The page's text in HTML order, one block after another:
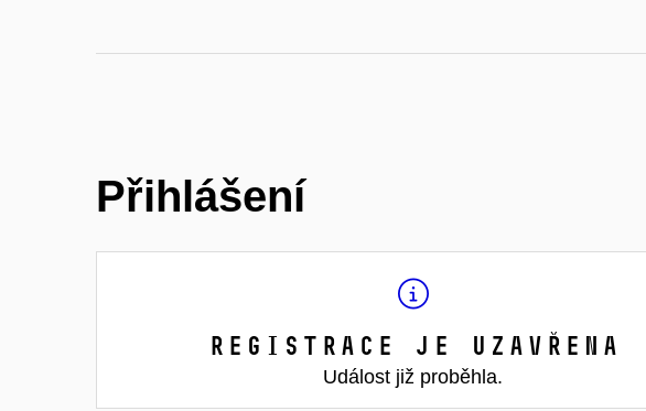
Přihlášení
Registrace je uzavřena
Událost již proběhla.